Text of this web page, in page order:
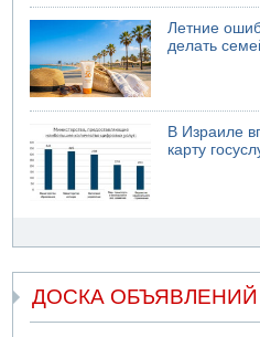
Летние
делать
В Израиле
карту
ДОСКА ОБЪЯВЛЕНИЙ